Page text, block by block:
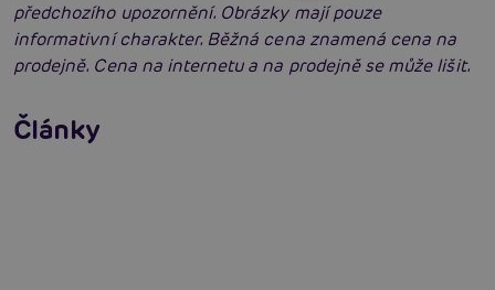
předchozího upozornění. Obrázky mají pouze
informativní charakter. Běžná cena znamená cena na
prodejně. Cena na internetu a na prodejně se může lišit.
Články
Příprava na anální sex: Tipy krok za krokem
Číst více
Erotická inteligence: Příručka Sexiomů